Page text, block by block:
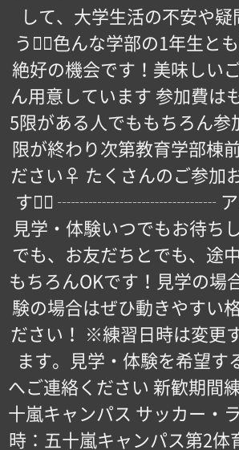
して、大学生活の不安や疑
う！🏻色んな学部の1年生と
絶好の機会です！️美味しい
ん用意しています 参加費は
5限がある人でももちろん参
限が終わり次第教育学部棟
ださい‍♀️ たくさんのご参加
す！🏻 ┈┈┈┈┈┈┈┈┈ ア
見学・体験いつでもお待ちし
でも、お友だちとでも、途
もちろんOKです！見学の場
験の場合はぜひ動きやすい
ださい！ ※練習日時は変更
ます。見学・体験を希望す
へご連絡ください 新歓期間
十嵐キャンパス サッカー・
時：五十嵐キャンパス第2体